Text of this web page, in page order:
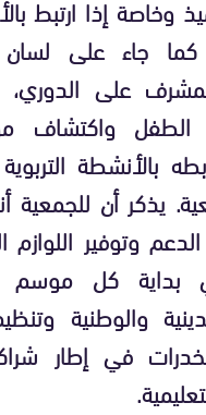
وخاصة إذا ارتبط
جاء على
على
واكتشاف
بالأنشطة
يذكر أن للجمعية
وتوفير اللوازم
بداية كل موسم
والوطنية
في إطار